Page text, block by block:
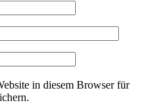
in diesem Browser für